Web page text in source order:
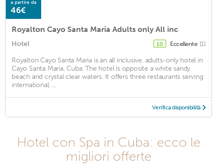
a partire da
46€
Royalton Cayo Santa Maria Adults only All inc
Hotel 10 Eccellente (1)
Royalton Cayo Santa Maria is an all inclusive, adults-only hotel in
Cayo Santa Maria, Cuba. The hotel is opposite a white sandy
beach and crystal clear waters. It offers three restaurants serving
international, ...
Verifica disponibilità
Hotel con Spa in Cuba: ecco le
migliori offerte